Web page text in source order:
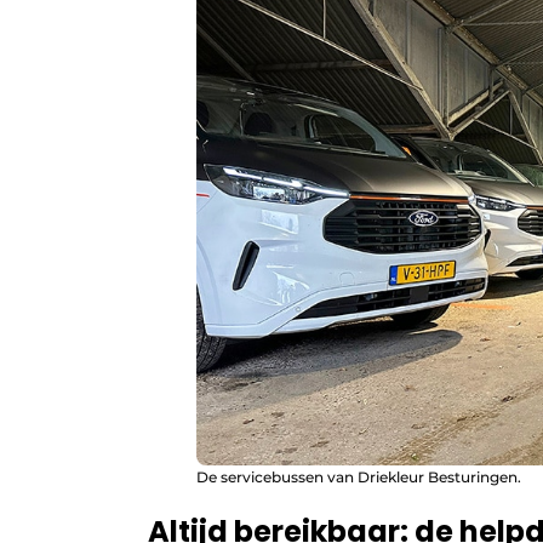
De servicebussen van Driekleur Besturingen.
Altijd bereikbaar: de